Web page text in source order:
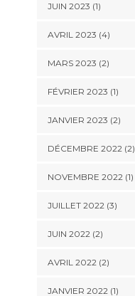
JUIN 2023 (1)
AVRIL 2023 (4)
MARS 2023 (2)
FÉVRIER 2023 (1)
JANVIER 2023 (2)
DÉCEMBRE 2022(2)
NOVEMBRE 2022(1)
JUILLET 2022(3)
JUIN 2022(2)
AVRIL 2022(2)
JANVIER 2022(1)